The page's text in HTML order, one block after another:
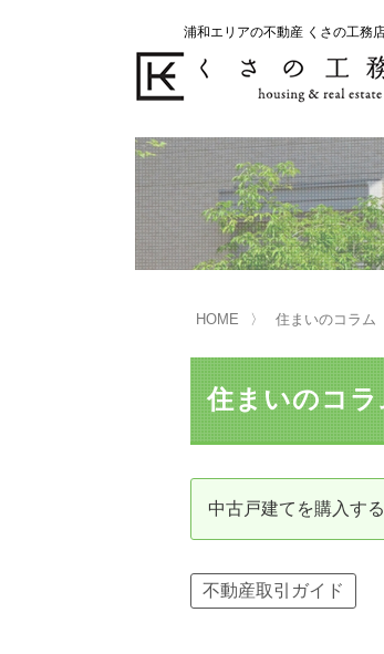
浦和エリアの不動産 くさの工務
不動産の売却をお考えのお客様
くさの工務店が選ばれる理由
買い替えサポート
不動産の相続
売却の流れ（手順）
不動産売却の詳しい流れ
不動産の購入をお考えのお客様
くさの工務店が選ばれる理由
住宅ローン控除・消費税について
リニュアル仲介とは
資産価値の減りにくい住宅購入
HOME 住まいのコラム
住まいのコラ
中古戸建てを購入す
不動産取引ガイド